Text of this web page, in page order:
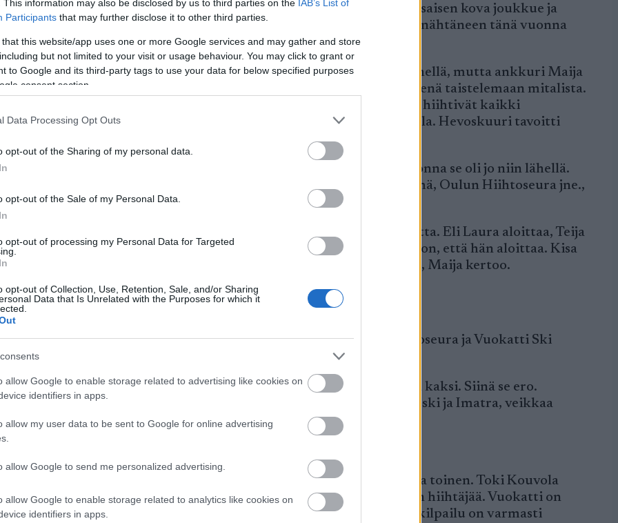
This information may also be disclosed by us to third parties on the IAB’s List of
Participants that may further disclose it to other third parties.
that this website/app uses one or more Google services and may gather and store
but not limited to your visit or usage behaviour. You may click to grant or
to Google and its third-party tags to use your data for below specified purposes
consent section.
Data Processing Opt Outs
opt-out of the Sharing of my personal data.
opt-out of the Sale of my Personal Data.
opt-out of processing my Personal Data for Targeted
opt-out of Collection, Use, Retention, Sale, and/or Sharing
Data that Is Unrelated with the Purposes for which it
allow Google to enable storage related to advertising like cookies on
identifiers in apps.
allow my user data to be sent to Google for online advertising
allow Google to send me personalized advertising.
allow Google to enable storage related to analytics like cookies on
identifiers in apps.
Koitto ja Huhtasuon Hiihto 2000. Lappeen Riennolla on tasaisen kova joukkue ja
Aino-Kaisaan ja Maijaan ja kolmantena lenkkinä viestijoukkueessa nähtäneen tänä vuonna
varmasti Hämeenlinnan Hiihtoseura. Mitali oli jo viime vuonna lähellä, mutta ankkuri Maija
kolmannella sijalla. Tänä vuonna Hämeenlinna lähteekin nälkäisenä taistelemaan mitalista.
hiihdoissa kolmikko Laura Ahervo, Teija Lehtimäki ja Maija Hakala hiihtivät kaikki
neljännet sijat palkittiin jopa MM-kisojen varanaisen paikalla. Hevoskuuri tavoitti
ja kyseli tunnelmat ennen kauden huipennusta.
lähdetään tosissaan taistelemaan ja se on tavoitteena. Viime vuonna se oli jo niin lähellä.
joukkuetta taistelee mitaleista, Lappeen Riento, Joutsa, Vieremä, Oulun Hiihtoseura jne.,
kun samalla järjestyksellä mennään, millä on jo menty monta vuotta. Eli Laura aloittaa, Teija
on meistä selvästi paras perinteisen hiihtäjä, joten paras taktiikka on, että hän aloittaa. Kisa
mutta onneksi saa tänään sprintissä turhat paineet pois, Maija kertoo.
suosikit
etukäteen ajateltuna muita vahvempia, nimittäin Kouvolan Hiihtoseura ja Vuokatti Ski
Kari Varis uskoo vahvasti omiensa voittoon:
on vain yksi maailmanluokan normimatkan hiihtäjä ja meillä on kaksi. Siinä se ero.
Pronssista hiihtää Vantaa ja Kuusamo. Sitten tulee Oulu, Valkeakoski ja Imatra, veikkaa
managerin Hannu Koivusalon hiihtolenkin päätteeksi:
neljänä vuonna peräkkäin ja Kouvola on ollut kolmena vuonna toinen. Toki Kouvola
on asettaa viestiin kolme Oslon MM-kisojen normaalimatkan hiihtäjää. Vuokatti on
lähdemme taistelemaan. Jännä ja tosi tiukka ja mielenkiintoinen kilpailu on varmasti